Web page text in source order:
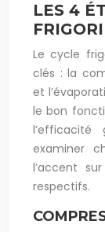
LES 4
Le cycle
clés : la
et
le bon
l’efficacité
examiner
l’accent
respectifs.